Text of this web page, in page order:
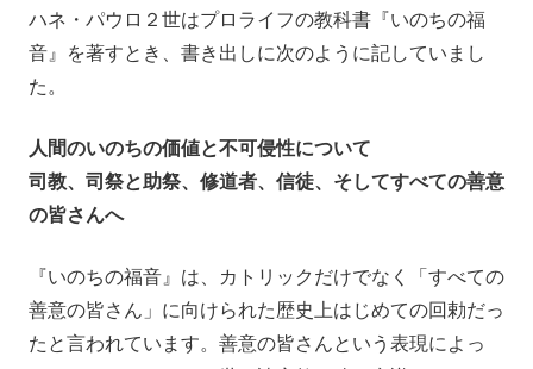
ハネ・パウロ２世はプロライフの教科書『いのちの福
音』を著すとき、書き出しに次のように記していまし
た。
人間のいのちの価値と不可侵性について
司教、司祭と助祭、修道者、信徒、そしてすべての善意
の皆さんへ
『いのちの福音』は、カトリックだけでなく「すべての
善意の皆さん」に向けられた歴史上はじめての回勅だっ
たと言われています。善意の皆さんという表現によっ